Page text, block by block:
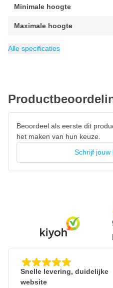
Minimale hoogte
Maximale hoogte
Verpakking
Hefvermogen
Gewicht
Max. draagvermogen
Categorie
Alle specificaties
Beoordeel als eerste dit
het maken van hun keuze.
Schrijf jouw
Snelle levering, duidelijke
website